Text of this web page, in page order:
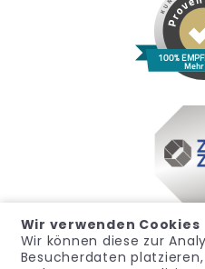
100%
Mehr
Wir verwenden Cookies
Wir können diese zur
Besucherdaten